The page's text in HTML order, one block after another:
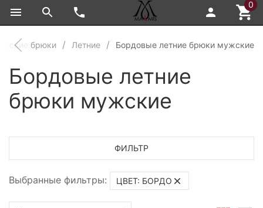
0
брюки Летние Бордовые летние брюки мужские
Бордовые летние
брюки мужские
ФИЛЬТР
Выбранные фильтры: ЦВЕТ: БОРДО